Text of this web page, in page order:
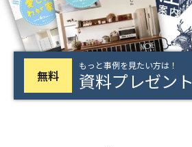
無料
もっと事例を見たい方は！
資料プレゼント